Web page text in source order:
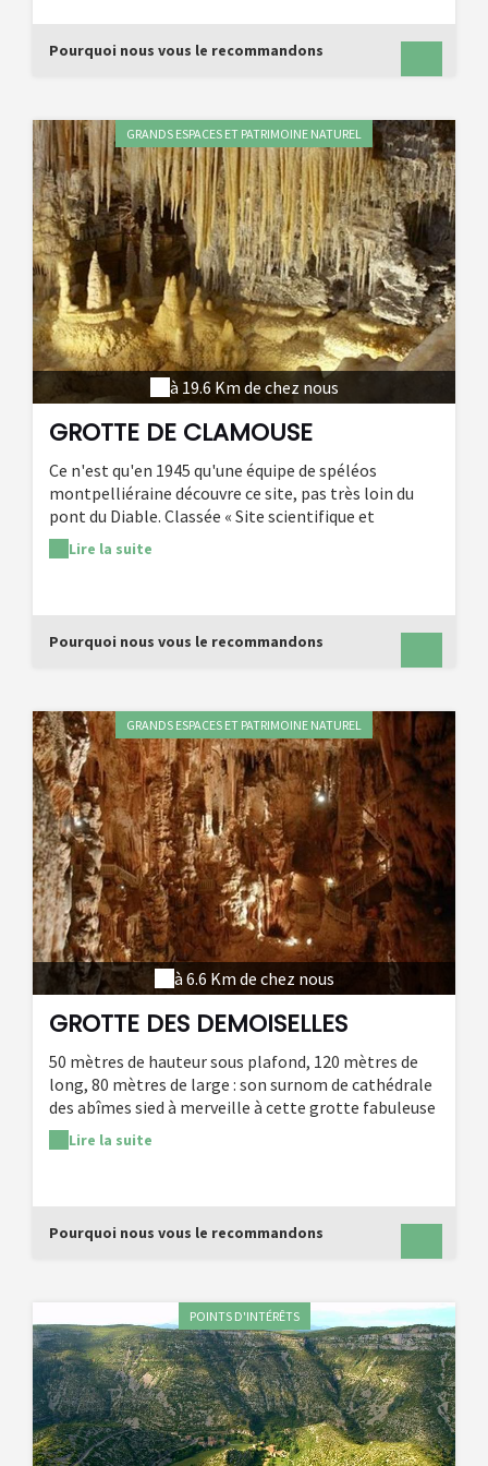
dans les [gorges de l'Hérault].
Pourquoi nous vous le recommandons
GRANDS ESPACES ET PATRIMOINE NATUREL
à 19.6 Km de chez nous
GROTTE DE CLAMOUSE
Ce n'est qu'en 1945 qu'une équipe de spéléos
montpelliéraine découvre ce site, pas très loin du
pont du Diable. Classée « Site scientifique et
pittoresque », 1ère grotte touristique en Europe
intégralement équipée de LED elle dévoile des
Lire la suite
Pourquoi nous vous le recommandons
GRANDS ESPACES ET PATRIMOINE NATUREL
à 6.6 Km de chez nous
GROTTE DES DEMOISELLES
50 mètres de hauteur sous plafond, 120 mètres de
long, 80 mètres de large : son surnom de cathédrale
des abîmes sied à merveille à cette grotte fabuleuse
situé sur le plateau de Thaurac. Découverte en 1884,
elle a son lot de légendes, comme en témoigne,
Lire la suite
Pourquoi nous vous le recommandons
POINTS D'INTÉRÊTS